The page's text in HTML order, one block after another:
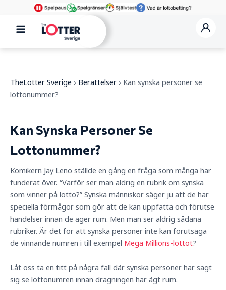
content
Main
TheLotter Sverige › Berattelser › Kan synska personer se
lottonummer?
Kan Synska Personer Se
Lottonummer?
Komikern Jay Leno ställde en gång en fråga som många har
funderat över. “Varför ser man aldrig en rubrik om synska
som vinner på lotto?” Synska människor säger ju att de har
speciella förmågor som gör att de kan uppfatta och förutse
händelser innan de äger rum. Men man ser aldrig sådana
rubriker. Är det för att synska personer inte kan förutsäga
de vinnande numren i till exempel Mega Millions-lottot?
Låt oss ta en titt på några fall där synska personer har sagt
sig se lottonumren innan dragningen har ägt rum.